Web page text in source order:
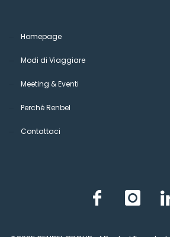
Homepage
Modi di Viaggiare
Meeting & Eventi
Perché Renbel
Contattaci